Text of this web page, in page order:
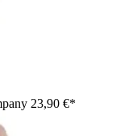
23,90 €*